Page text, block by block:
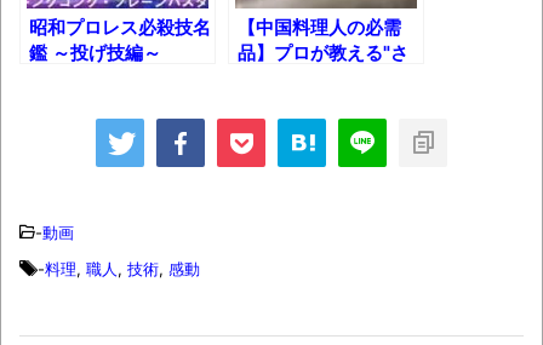
ば自分たちで紹介だ！
時代の流れ
されてきた可能性・・・・・・・・・
屋やお煽り運転など盛りだくさん
「ム、ムリです・・・」メガネ美人ナース
昭和プロレス必殺技名
鑑 ～投げ技編～
【中国料理人の必需
品】プロが教える"さ
-動画
-料理, 職人 , 技術, 感動